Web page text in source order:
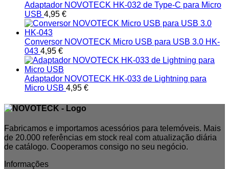
Adaptador NOVOTECK HK-032 de Type-C para Micro
USB 4,95 €
Conversor NOVOTECK Micro USB para USB 3.0 HK-
043 4,95 €
Adaptador NOVOTECK HK-033 de Lightning para
Micro USB 4,95 €
Fabricamos e importamos acessórios para telemóveis. Mais
de 20.000 referências em stock real com atualização diária
de catálogo. Cooperamos consigo no seu negócio.
Informações